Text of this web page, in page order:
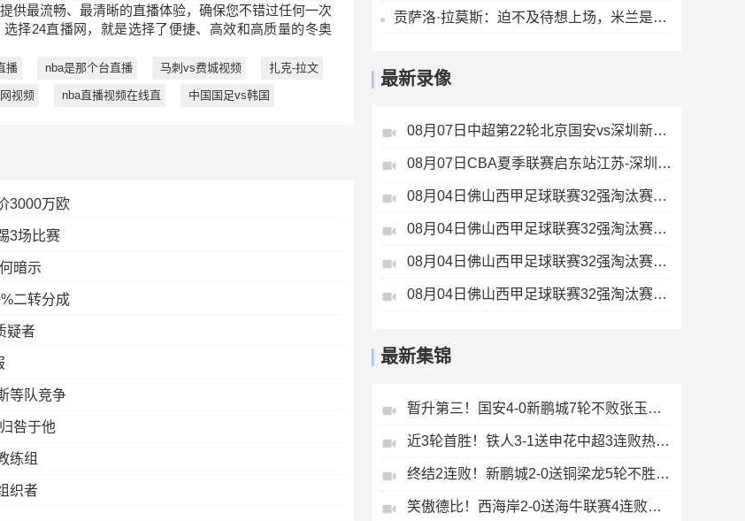
供最流畅、最清晰的直播体验，确保您不错过任何一次
择24直播网，就是选择了便捷、高效和高质量的冬奥
播 nba是那个台直播 马刺vs费城视频 扎克-拉文
视频 nba直播视频在线直 中国国足vs韩国
3000万欧
3场比赛
暗示
二转分成
疑者
等队竞争
咎于他
练组
织者
贡萨洛·拉莫斯：迫不及待想上场，米兰是世上最伟大的俱乐部之一
最新录像
08月07日中超第22轮北京国安vs深圳新鹏城全场录像
08月07日CBA夏季联赛启东站江苏-深圳全场录像
08月04日佛山西甲足球联赛32强淘汰赛肇庆恒骏成VS三七互娱全场录像
08月04日佛山西甲足球联赛32强淘汰赛藝品高國際VS湛江狂狼·粵辉能源全场录像
08月04日佛山西甲足球联赛32强淘汰赛广东西南建设VS香港圣徒全场录像
08月04日佛山西甲足球联赛32强淘汰赛贪玩游戏VS美的薪火全场录像
最新集锦
暂升第三！国安4-0新鹏城7轮不败张玉宁传射达万双响法比奥破门
近3轮首胜！铁人3-1送申花中超3连败热菲尼奥双响邦本宜裕传射
终结2连败！新鹏城2-0送铜梁龙5轮不胜37岁姜至鹏破门韦斯利建功
笑傲德比！西海岸2-0送海牛联赛4连败海牛仍垫底西海岸升至第二